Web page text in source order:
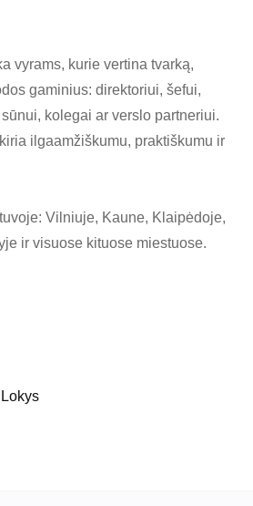
vyrams, kurie vertina tvarką,
gaminius: direktoriui, šefui,
kolegai ar verslo partneriui.
ilgaamžiškumu, praktiškumu ir
Vilniuje, Kaune, Klaipėdoje,
ir visuose kituose miestuose.